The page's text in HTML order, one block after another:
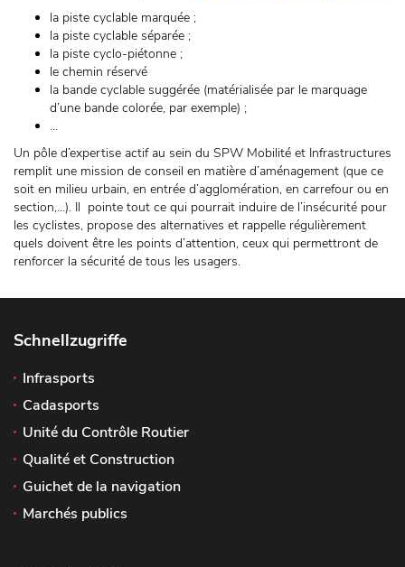
la piste cyclable marquée ;
la piste cyclable séparée ;
la piste cyclo-piétonne ;
le chemin réservé
la bande cyclable suggérée (matérialisée par le marquage
d’une bande colorée, par exemple) ;
…
Un pôle d’expertise actif au sein du SPW Mobilité et Infrastructures
remplit une mission de conseil en matière d’aménagement (que ce
soit en milieu urbain, en entrée d’agglomération, en carrefour ou en
section,…). Il pointe tout ce qui pourrait induire de l’insécurité pour
les cyclistes, propose des alternatives et rappelle régulièrement
quels doivent être les points d’attention, ceux qui permettront de
renforcer la sécurité de tous les usagers.
Schnellzugriffe
Infrasports
Cadasports
Unité du Contrôle Routier
Qualité et Construction
Guichet de la navigation
Marchés publics